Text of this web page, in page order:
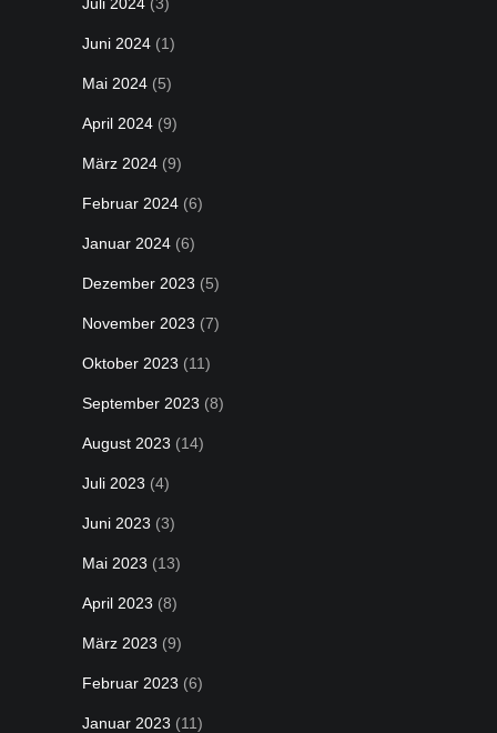
Juni 2024 (1)
Mai 2024 (5)
April 2024 (9)
März 2024 (9)
Februar 2024 (6)
Januar 2024 (6)
Dezember 2023 (5)
November 2023 (7)
Oktober 2023 (11)
September 2023 (8)
August 2023 (14)
Juli 2023 (4)
Juni 2023 (3)
Mai 2023 (13)
April 2023 (8)
März 2023 (9)
Februar 2023 (6)
Januar 2023 (11)